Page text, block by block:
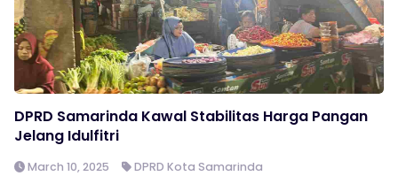
DPRD Samarinda Kawal Stabilitas Harga Pangan
Jelang Idulfitri
March 10, 2025 DPRD Kota Samarinda